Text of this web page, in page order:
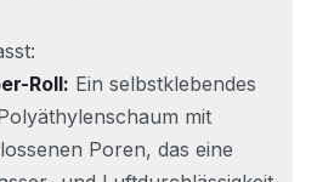
Roll: Ein selbstklebendes
mit
Poren, das eine